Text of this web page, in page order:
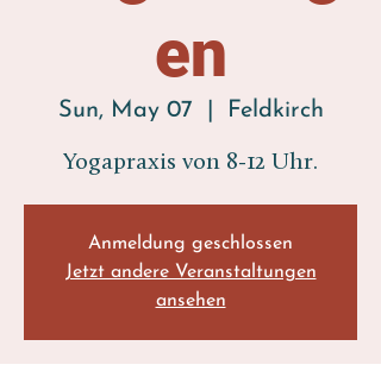
en
Sun, May 07 Feldkirch
Yogapraxis von 8-12 Uhr.
Anmeldung geschlossen
Jetzt andere Veranstaltungen
ansehen